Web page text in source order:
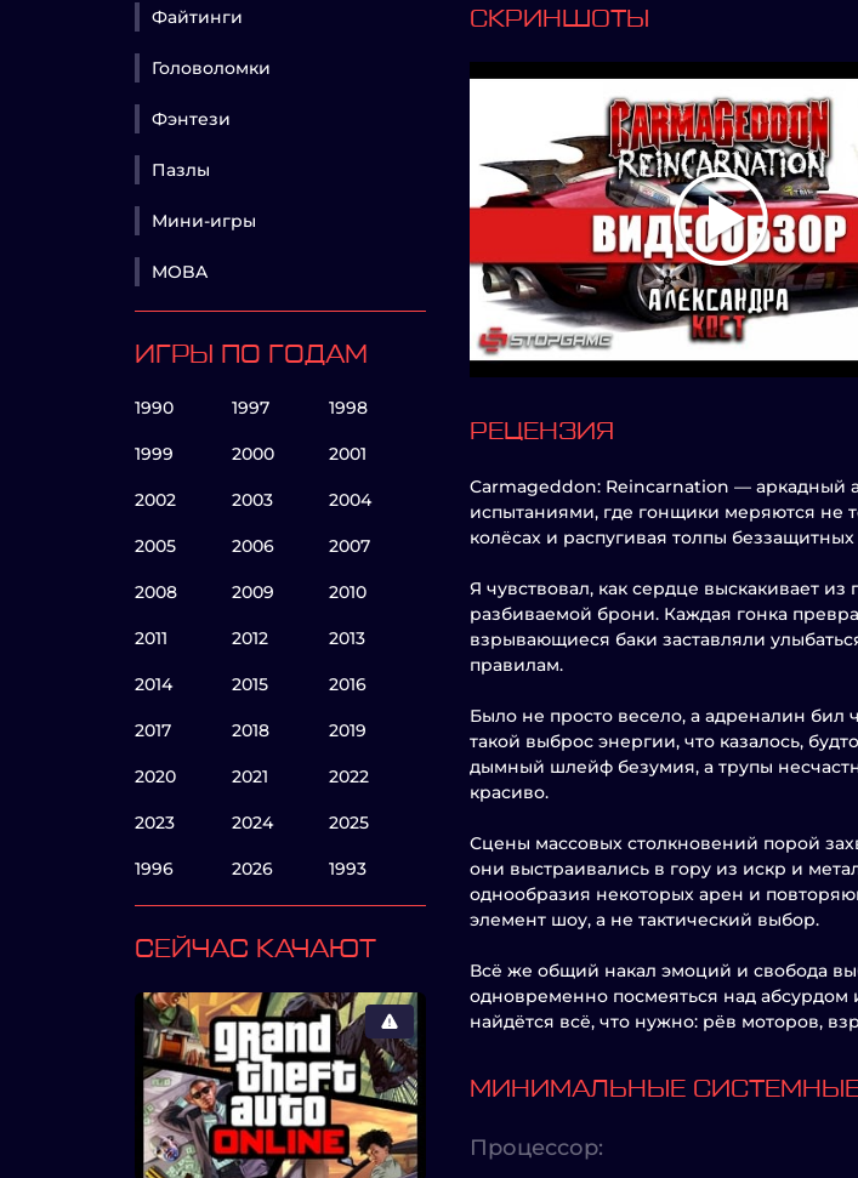
Файтинги
Головоломки
Фэнтези
Пазлы
Мини-игры
MOBA
ИГРЫ ПО ГОДАМ
1990 1997 1998
1999 2000 2001
2002 2003 2004
2005 2006 2007
2008 2009 2010
2011 2012 2013
2014 2015 2016
2017 2018 2019
2020 2021 2022
2023 2024 2025
1996 2026 1993
СЕЙЧАС КАЧАЮТ
СКРИНШОТЫ
РЕЦЕНЗИЯ
Carmageddon: Reincarnation — аркадный
испытаниями, где гонщики меряются не
колёсах и распугивая толпы
Я чувствовал, как сердце выскакивает
разбиваемой брони. Каждая гонка
взрывающиеся баки заставляли
правилам.
Было не просто весело, а адреналин
такой выброс энергии, что казалось,
дымный шлейф безумия, а трупы
красиво.
Сцены массовых столкновений порой
они выстраивались в гору из искр и
однообразия некоторых арен и
элемент шоу, а не тактический выбор.
Всё же общий накал эмоций и свобода
одновременно посмеяться над
найдётся всё, что нужно: рёв моторов,
МИНИМАЛЬНЫЕ
Процессор: